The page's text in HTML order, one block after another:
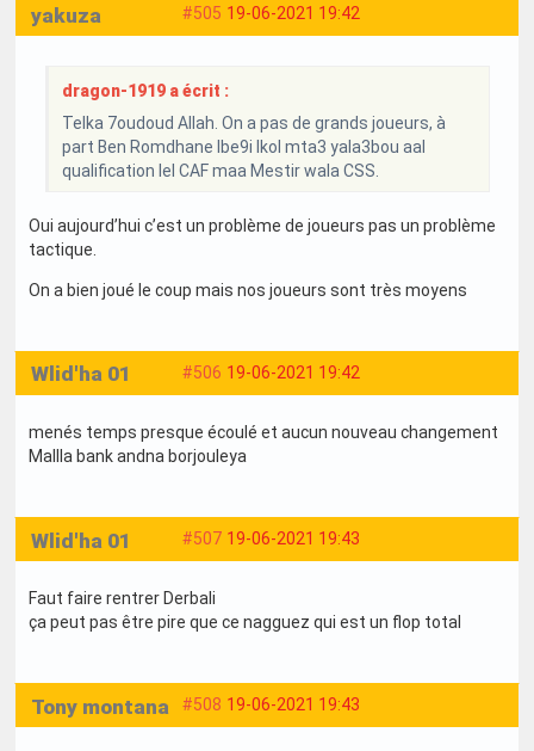
#505 19-06-2021 19:42
yakuza
dragon-1919 a écrit :
Telka 7oudoud Allah. On a pas de grands joueurs, à
part Ben Romdhane lbe9i lkol mta3 yala3bou aal
qualification lel CAF maa Mestir wala CSS.
Oui aujourd’hui c’est un problème de joueurs pas un problème
tactique.
On a bien joué le coup mais nos joueurs sont très moyens
#506 19-06-2021 19:42
Wlid'ha 01
menés temps presque écoulé et aucun nouveau changement
Mallla bank andna borjouleya
#507 19-06-2021 19:43
Wlid'ha 01
Faut faire rentrer Derbali
ça peut pas être pire que ce nagguez qui est un flop total
#508 19-06-2021 19:43
Tony montana